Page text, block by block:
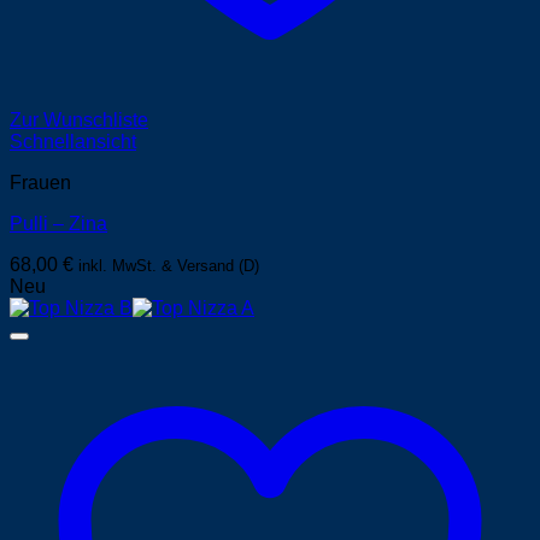
Zur Wunschliste
Schnellansicht
Frauen
Pulli – Zina
68,00 € inkl. MwSt. & Versand (D)
Neu